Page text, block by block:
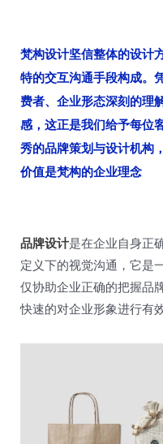
梵构设计坚信整体的设计
特的交互沟通手段构成。
费者、企业形态深刻的理
感，这正是我们给予每位
秀的品牌策划与设计机构
价值是梵构的企业理念
品牌设计是在企业自身正
定义下的视觉沟通，它是
仅协助企业正确的把握品
快速的对企业形象进行有